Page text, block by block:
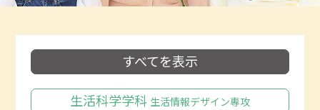
すべてを表示
生活科学学科 生活情報デザイン専攻